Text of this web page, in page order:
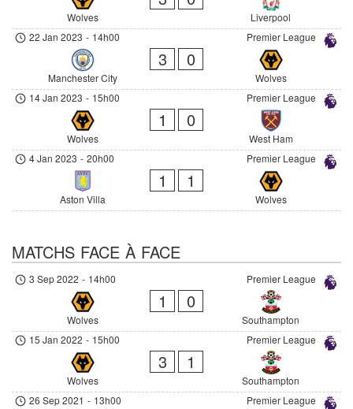
Wolves
Liverpool
Premier League
22 Jan 2023 - 14h00
Manchester City
3 0
Wolves
Premier League
14 Jan 2023 - 15h00
Wolves
1 0
West Ham
Premier League
4 Jan 2023 - 20h00
Aston Villa
1 1
Wolves
MATCHS FACE À FACE
Premier League
3 Sep 2022 - 14h00
Wolves
1 0
Southampton
Premier League
15 Jan 2022 - 15h00
Wolves
3 1
Southampton
Premier League
26 Sep 2021 - 13h00